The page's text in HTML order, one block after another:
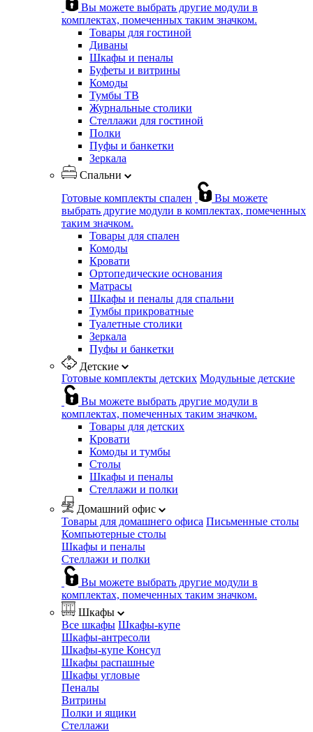
Вы можете выбрать другие модули в
комплектах, помеченных таким значком.
Товары для гостиной
Диваны
Шкафы и пеналы
Буфеты и витрины
Комоды
Тумбы ТВ
Журнальные столики
Стеллажи для гостиной
Полки
Пуфы и банкетки
Зеркала
Спальни
Готовые комплекты спален
Вы можете
выбрать другие модули в комплектах, помеченных
таким значком.
Товары для спален
Комоды
Кровати
Ортопедические основания
Матрасы
Шкафы и пеналы для спальни
Тумбы прикроватные
Туалетные столики
Зеркала
Пуфы и банкетки
Детские
Готовые комплекты детских Модульные детские
Вы можете выбрать другие модули в
комплектах, помеченных таким значком.
Товары для детских
Кровати
Комоды и тумбы
Столы
Шкафы и пеналы
Стеллажи и полки
Домашний офис
Товары для домашнего офиса Письменные столы
Компьютерные столы
Шкафы и пеналы
Стеллажи и полки
Вы можете выбрать другие модули в
комплектах, помеченных таким значком.
Шкафы
Все шкафы Шкафы-купе
Шкафы-антресоли
Шкафы-купе Консул
Шкафы распашные
Шкафы угловые
Пеналы
Витрины
Полки и ящики
Стеллажи